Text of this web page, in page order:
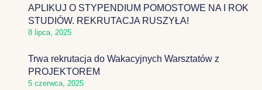
APLIKUJ O STYPENDIUM POMOSTOWE NA I ROK
STUDIÓW. REKRUTACJA RUSZYŁA!
8 lipca, 2025
Trwa rekrutacja do Wakacyjnych Warsztatów z
PROJEKTOREM
5 czerwca, 2025